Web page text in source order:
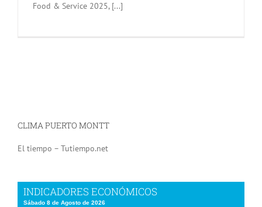
Food & Service 2025, [...]
CLIMA PUERTO MONTT
El tiempo – Tutiempo.net
INDICADORES ECONÓMICOS
Sábado 8 de Agosto de 2026